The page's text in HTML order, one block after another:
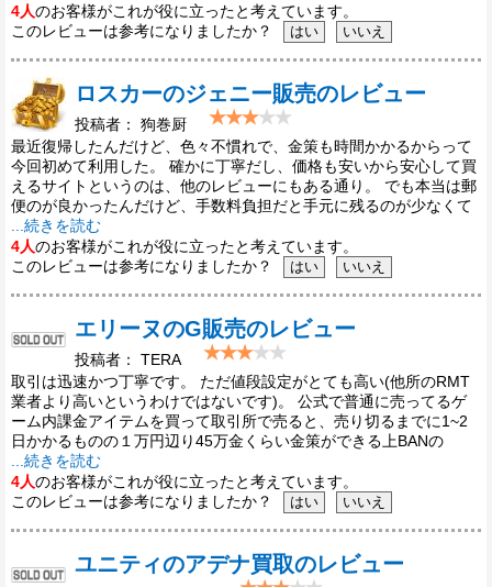
4人のお客様がこれが役に立ったと考えています。
このレビューは参考になりましたか？
ロスカーのジェニー販売のレビュー
投稿者： 狗巻厨
最近復帰したんだけど、色々不慣れで、金策も時間かかるからって
今回初めて利用した。 確かに丁寧だし、価格も安いから安心して買
えるサイトというのは、他のレビューにもある通り。 でも本当は郵
便のが良かったんだけど、手数料負担だと手元に残るのが少なくて
...続きを読む
4人のお客様がこれが役に立ったと考えています。
このレビューは参考になりましたか？
エリーヌのG販売のレビュー
投稿者： TERA
取引は迅速かつ丁寧です。 ただ値段設定がとても高い(他所のRMT
業者より高いというわけではないです)。 公式で普通に売ってるゲ
ーム内課金アイテムを買って取引所で売ると、売り切るまでに1~2
日かかるものの１万円辺り45万金くらい金策ができる上BANの
...続きを読む
4人のお客様がこれが役に立ったと考えています。
このレビューは参考になりましたか？
ユニティのアデナ買取のレビュー